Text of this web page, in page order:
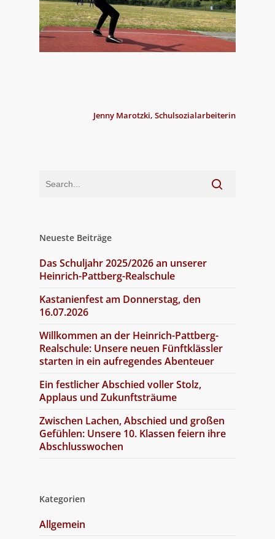
Jenny Marotzki, Schulsozialarbeiterin
Neueste Beiträge
Das Schuljahr 2025/2026 an unserer
Heinrich-Pattberg-Realschule
Kastanienfest am Donnerstag, den
16.07.2026
Willkommen an der Heinrich-Pattberg-
Realschule: Unsere neuen Fünftklässler
starten in ein aufregendes Abenteuer
Ein festlicher Abschied voller Stolz,
Applaus und Zukunftsträume
Zwischen Lachen, Abschied und großen
Gefühlen: Unsere 10. Klassen feiern ihre
Abschlusswochen
Kategorien
Allgemein